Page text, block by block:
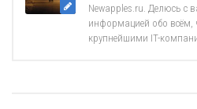
Newapples.ru. Делюсь с
информацией обо всём,
крупнейшими IT-